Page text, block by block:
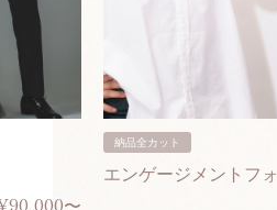
納品全カット
エンゲージメントフ